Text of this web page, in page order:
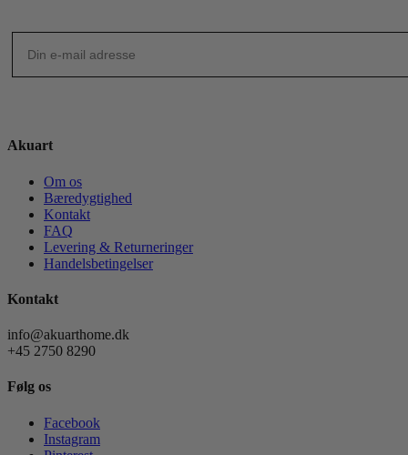
Akuart
Om os
Bæredygtighed
Kontakt
FAQ
Levering & Returneringer
Handelsbetingelser
Kontakt
info@akuarthome.dk
+45 2750 8290
Følg os
Facebook
Instagram